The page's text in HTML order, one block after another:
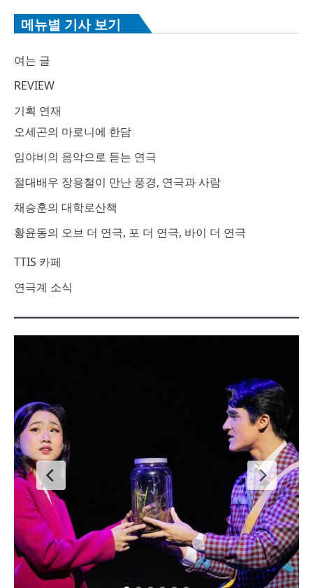
메뉴별 기사 보기
여는 글
REVIEW
기획 연재
오세곤의 마로니에 한담
임야비의 음악으로 듣는 연극
절대배우 장용철이 만난 풍경, 연극과 사람
채승훈의 대학로산책
황윤동의 오브 더 연극, 포 더 연극, 바이 더 연극
TTIS 카페
연극계 소식